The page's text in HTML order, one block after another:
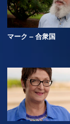
マーク – 合衆国